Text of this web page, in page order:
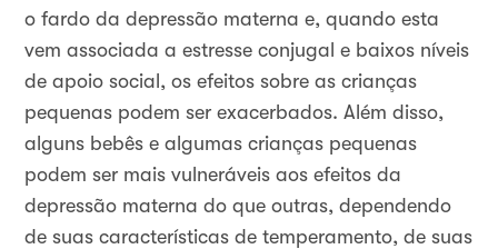
o fardo da depressão materna e, quando esta
vem associada a estresse conjugal e baixos níveis
de apoio social, os efeitos sobre as crianças
pequenas podem ser exacerbados. Além disso,
alguns bebês e algumas crianças pequenas
podem ser mais vulneráveis aos efeitos da
depressão materna do que outras, dependendo
de suas características de temperamento, de suas